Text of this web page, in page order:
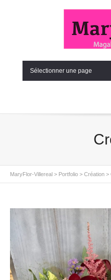
Sélectionner une page
MaryFlor-Villereal > Portfolio > Création >